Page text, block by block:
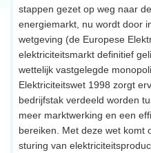
stappen gezet op weg naar
energiemarkt, nu wordt door
wetgeving (de Europese
elektriciteitsmarkt definitief
wettelijk vastgelegde
Elektriciteitswet 1998 zorgt
bedrijfstak verdeeld worden
meer marktwerking en een
bereiken. Met deze wet komt
sturing van